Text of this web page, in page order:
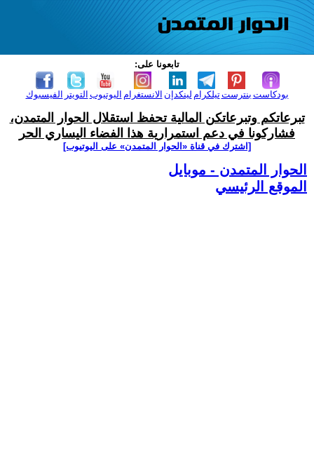
تابعونا على:
الفيسبوك التويتر اليوتيوب الانستغرام لينكدإن تيلكرامبنترست بودكاست
تبرعاتكم وتبرعاتكن المالية تحفظ استقلال الحوار المتمدن،
فشاركونا في دعم استمرارية هذا الفضاء اليساري الحر
[اشترك في قناة ‫«الحوار المتمدن» على اليوتيوب]
الحوار المتمدن - موبايل
الموقع الرئيسي